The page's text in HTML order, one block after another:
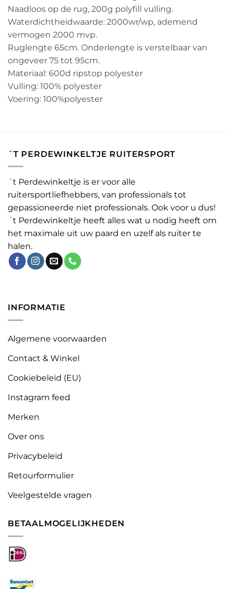
Naadloos op de rug, 200g polyfill vulling.
Waterdichtheidwaarde: 2000wr/wp, ademend
vermogen 2000 mvp.
Ruglengte 65cm. Onderlengte is verstelbaar van
ongeveer 75 tot 95cm.
Materiaal: 600d ripstop polyester
Vulling: 100% polyester
Voering: 100%polyester
´T PERDEWINKELTJE RUITERSPORT
´t Perdewinkeltje is er voor alle
ruitersportliefhebbers, van professionals tot
gepassioneerde niet professionals. Ook voor u dus!
´t Perdewinkeltje heeft alles wat u nodig heeft om
het maximale uit uw paard en uzelf als ruiter te
halen.
INFORMATIE
Algemene voorwaarden
Contact & Winkel
Cookiebeleid (EU)
Instagram feed
Merken
Over ons
Privacybeleid
Retourformulier
Veelgestelde vragen
BETAALMOGELIJKHEDEN